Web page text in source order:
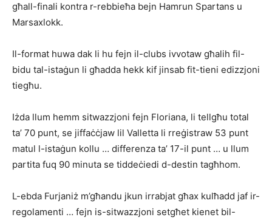
għall-finali kontra r-rebbieħa bejn Hamrun Spartans u
Marsaxlokk.
Il-format huwa dak li hu fejn il-clubs ivvotaw għalih fil-
bidu tal-istaġun li għadda hekk kif jinsab fit-tieni edizzjoni
tiegħu.
Iżda llum hemm sitwazzjoni fejn Floriana, li tel­lgħu total
ta’ 70 punt, se jiffaċċjaw lil Valletta li rre­ġistraw 53 punt
matul l-istaġun kollu … differenza ta’ 17-il punt … u llum
partita fuq 90 minuta se tiddeċiedi d-destin tagħhom.
L-ebda Furjaniż m’għandu jkun irrabjat għax kul­ħadd jaf ir-
regolamenti … fejn is-sitwazzjoni setgħet kienet bil-